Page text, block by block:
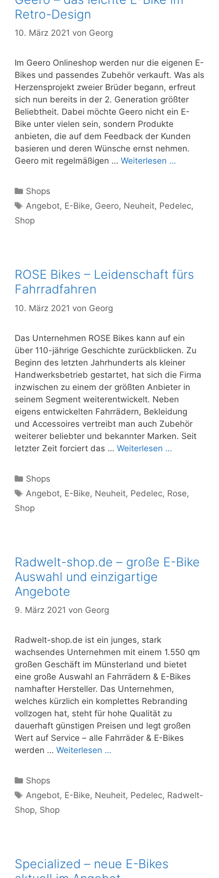
Retro-Design
10. März 2021 von Georg
Im Geero Onlineshop werden nur die eigenen E-
Bikes und passendes Zubehör verkauft. Was als
Herzensprojekt zweier Brüder begann, erfreut
sich nun bereits in der 2. Generation größter
Beliebtheit. Dabei möchte Geero nicht ein E-
Bike unter vielen sein, sondern Produkte
anbieten, die auf dem Feedback der Kunden
basieren und deren Wünsche ernst nehmen.
Geero mit regelmäßigen … Weiterlesen …
Kategorien
Shops
Schlagwörter
Angebot, E-Bike, Geero, Neuheit, Pedelec,
Shop
ROSE Bikes – Leidenschaft fürs
Fahrradfahren
10. März 2021 von Georg
Das Unternehmen ROSE Bikes kann auf ein
über 110-jährige Geschichte zurückblicken. Zu
Beginn des letzten Jahrhunderts als kleiner
Handwerksbetrieb gestartet, hat sich die Firma
inzwischen zu einem der größten Anbieter in
seinem Segment weiterentwickelt. Neben
eigens entwickelten Fahrrädern, Bekleidung
und Accessoires vertreibt man auch Zubehör
weiterer beliebter und bekannter Marken. Seit
letzter Zeit forciert das … Weiterlesen …
Kategorien
Shops
Schlagwörter
Angebot, E-Bike, Neuheit, Pedelec, Rose,
Shop
Radwelt-shop.de – große E-Bike
Auswahl und einzigartige
Angebote
9. März 2021 von Georg
Radwelt-shop.de ist ein junges, stark
wachsendes Unternehmen mit einem 1.550 qm
großen Geschäft im Münsterland und bietet
eine große Auswahl an Fahrrädern & E-Bikes
namhafter Hersteller. Das Unternehmen,
welches kürzlich ein komplettes Rebranding
vollzogen hat, steht für hohe Qualität zu
dauerhaft günstigen Preisen und legt großen
Wert auf Service – alle Fahrräder & E-Bikes
werden … Weiterlesen …
Kategorien
Shops
Schlagwörter
Angebot, E-Bike, Neuheit, Pedelec, Radwelt-
Shop, Shop
Specialized – neue E-Bikes